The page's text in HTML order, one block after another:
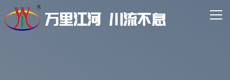
网站首页